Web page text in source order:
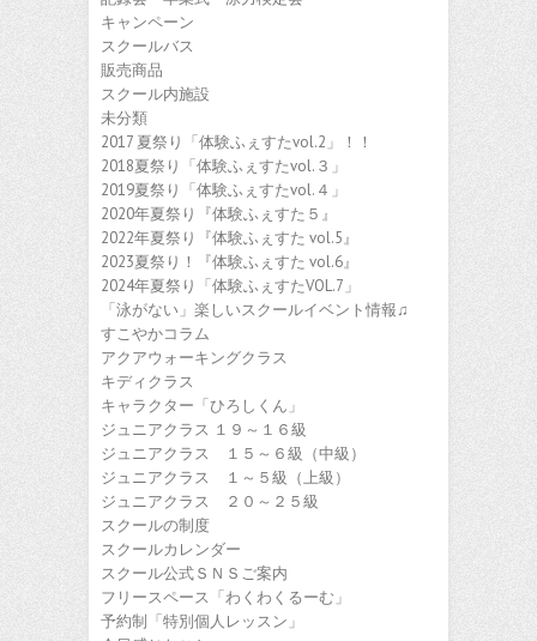
キャンペーン
スクールバス
販売商品
スクール内施設
未分類
2017 夏祭り「体験ふぇすたvol.2」！！
2018夏祭り「体験ふぇすたvol.３」
2019夏祭り「体験ふぇすたvol.４」
2020年夏祭り『体験ふぇすた５』
2022年夏祭り『体験ふぇすた vol.5』
2023夏祭り！『体験ふぇすた vol.6』
2024年夏祭り「体験ふぇすたVOL.7」
「泳がない」楽しいスクールイベント情報♫
すこやかコラム
アクアウォーキングクラス
キディクラス
キャラクター「ひろしくん」
ジュニアクラス １９～１６級
ジュニアクラス １５～６級（中級）
ジュニアクラス １～５級（上級）
ジュニアクラス ２０～２５級
スクールの制度
スクールカレンダー
スクール公式ＳＮＳご案内
フリースペース「わくわくるーむ」
予約制「特別個人レッスン」